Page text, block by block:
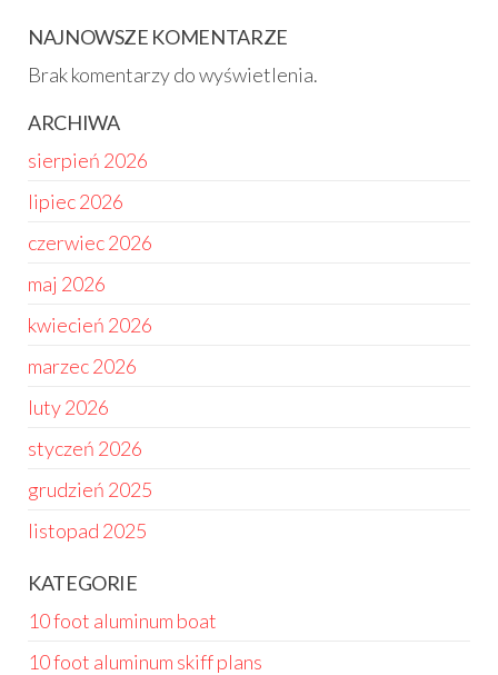
NAJNOWSZE KOMENTARZE
Brak komentarzy do wyświetlenia.
ARCHIWA
sierpień 2026
lipiec 2026
czerwiec 2026
maj 2026
kwiecień 2026
marzec 2026
luty 2026
styczeń 2026
grudzień 2025
listopad 2025
KATEGORIE
10 foot aluminum boat
10 foot aluminum skiff plans